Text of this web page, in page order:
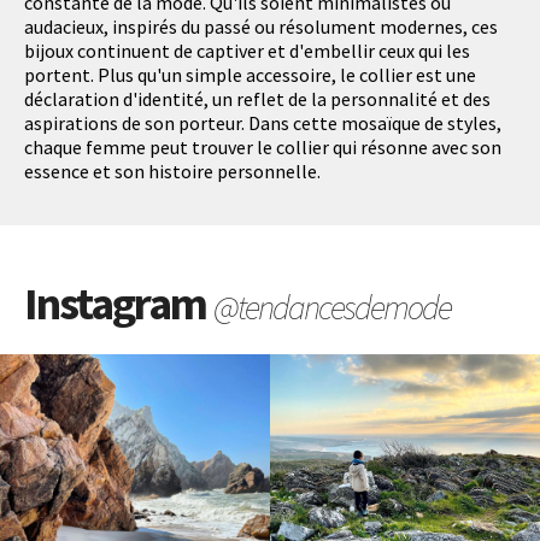
audacieux, inspirés du passé ou résolument modernes, ces
bijoux continuent de captiver et d'embellir ceux qui les
portent. Plus qu'un simple accessoire, le collier est une
déclaration d'identité, un reflet de la personnalité et des
aspirations de son porteur. Dans cette mosaïque de styles,
chaque femme peut trouver le collier qui résonne avec son
essence et son histoire personnelle.
Instagram@tendancesdemode